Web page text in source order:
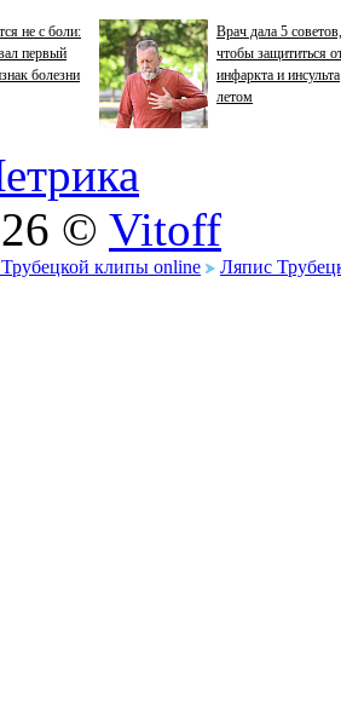
не с боли:
первый
болезни
Врач дала 5 советов,
чтобы защититься
инфаркта и инсульта
летом
© Vitoff
клипы online Ляпис